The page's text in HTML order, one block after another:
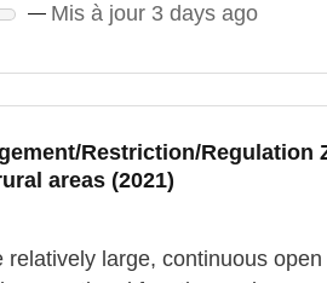
Mis à jour 3 days ago
Restriction/Regulation
areas (2021)
large, continuous